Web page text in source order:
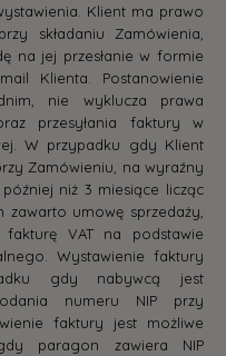
Klient ma prawo
składaniu Zamówienia,
na jej przesłanie w formie
Klienta. Postanowienie
nie wyklucza prawa
przesyłania faktury w
W przypadku gdy Klient
Zamówieniu, na wyraźny
niż 3 miesiące licząc
umowę sprzedaży,
VAT na podstawie
Wystawienie faktury
gdy nabywcą jest
numeru NIP przy
faktury jest możliwe
paragon zawiera NIP